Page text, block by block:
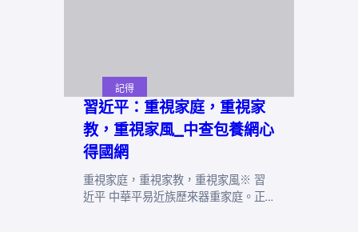
記得
習近平：重視家庭，重視家
教，重視家風_中查包養網心
得國網
重視家庭，重視家教，重視家風※ 習
近平 中華平易近族歷來器重家庭。正…